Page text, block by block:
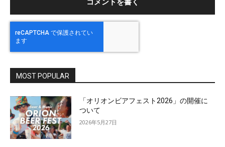
MOST POPULAR
「オリオンビアフェスト2026」の開催に
ついて
2026年5月27日